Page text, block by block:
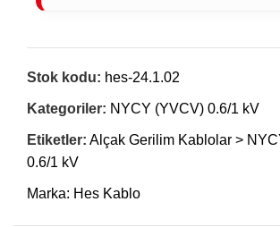
Stok kodu: hes-24.1.02
Kategoriler: NYCY (YVCV) 0.6/1 kV
Etiketler: Alçak Gerilim Kablolar >
0.6/1 kV
Marka: Hes Kablo